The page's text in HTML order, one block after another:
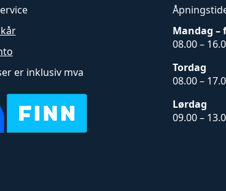
er inklusiv mva
Mandag –
08.00 –
Tordag
08.00 –
Lørdag
09.00 –